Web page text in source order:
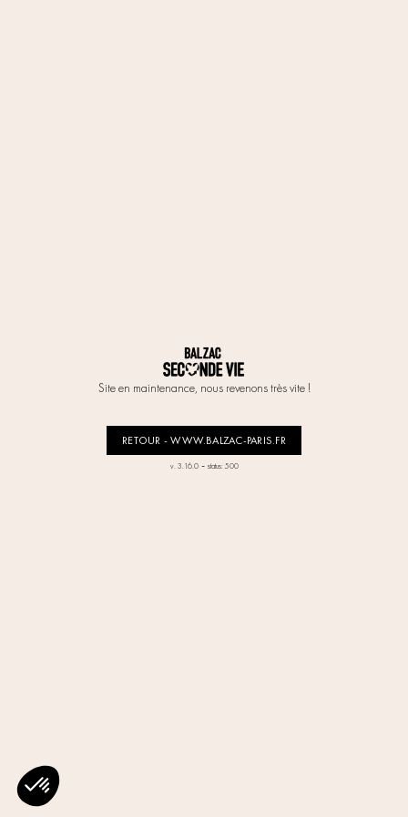
Site en maintenance, nous revenons très vite !
RETOUR - WWW.BALZAC-PARIS.FR
v. 3.16.0- status: 500